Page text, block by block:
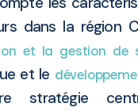
dans la région
et la gestion de
et le
stratégie